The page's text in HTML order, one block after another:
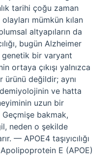
tarihi çoğu zaman
mümkün kılan
altyapıların da
bugün Alzheimer
genetik bir varyant
ortaya çıkışı yalnızca
değildir; aynı
ve hatta
uzun bir
bakmak,
neden o şekilde
— APOE4 taşıyıcılığı
Apolipoprotein E (APOE)